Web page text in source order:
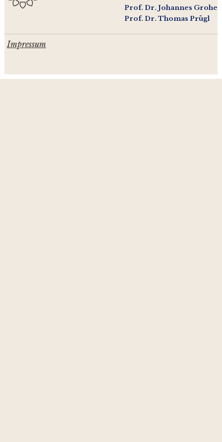
Prof. Dr. Johannes Grohe
Prof. Dr. Thomas Prügl
Impressum